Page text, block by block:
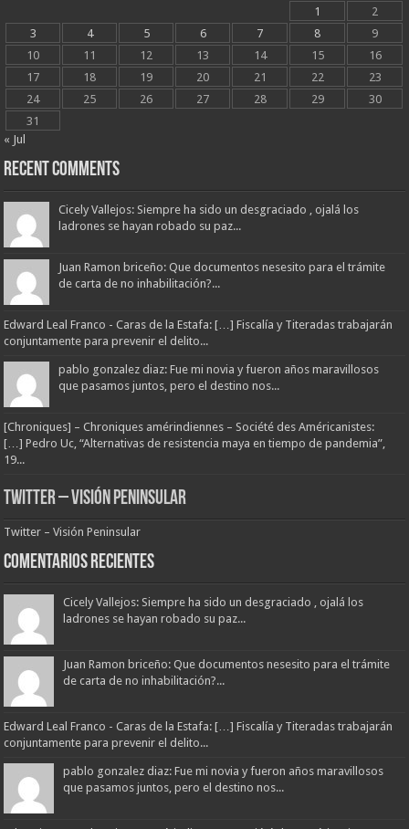
1
2
3
4 5 6 7 8
9
10
11 12 13 14 15
16
17
18 19 20 21 22
23
24
25 26 27 28 29
30
31
« Jul
Recent Comments
Cicely Vallejos: Siempre ha sido un desgraciado , ojalá los
ladrones se hayan robado su paz...
Juan Ramon briceño: Que documentos nesesito para el trámite
de carta de no inhabilitación?...
Edward Leal Franco - Caras de la Estafa: […] Fiscalía y Titeradas trabajarán
conjuntamente para prevenir el delito...
pablo gonzalez diaz: Fue mi novia y fueron años maravillosos
que pasamos juntos, pero el destino nos...
[Chroniques] – Chroniques amérindiennes – Société des Américanistes:
[…] Pedro Uc, “Alternativas de resistencia maya en tiempo de pandemia”,
19...
Twitter – Visión Peninsular
Twitter – Visión Peninsular
Comentarios Recientes
Cicely Vallejos: Siempre ha sido un desgraciado , ojalá los
ladrones se hayan robado su paz...
Juan Ramon briceño: Que documentos nesesito para el trámite
de carta de no inhabilitación?...
Edward Leal Franco - Caras de la Estafa: […] Fiscalía y Titeradas trabajarán
conjuntamente para prevenir el delito...
pablo gonzalez diaz: Fue mi novia y fueron años maravillosos
que pasamos juntos, pero el destino nos...